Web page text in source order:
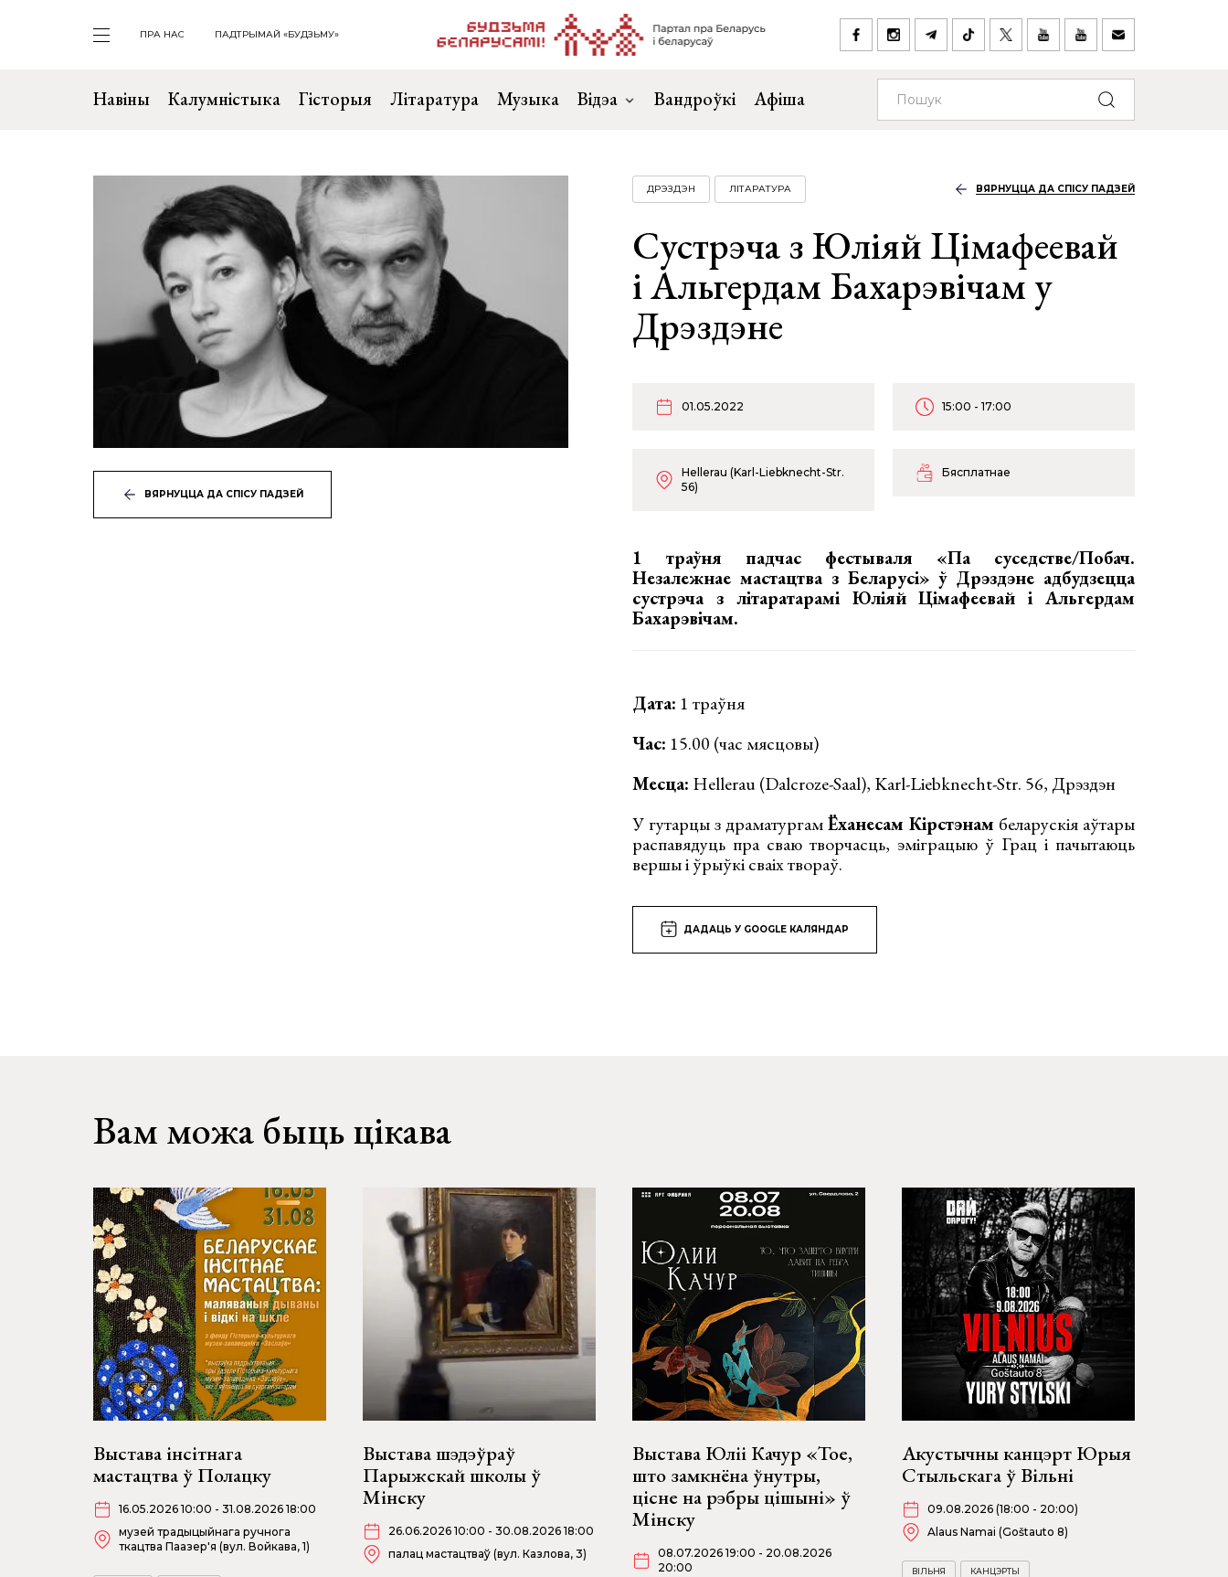
ПРА НАС ПАДТРЫМАЙ «БУДЗЬМУ»
Навіны Калумністыка Гісторыя Літаратура Музыка Відэа Вандроўкі Афіша
ВЯРНУЦЦА ДА СПІСУ ПАДЗЕЙ
ДРЭЗДЭН ЛІТАРАТУРА ВЯРНУЦЦА ДА СПІСУ ПАДЗЕЙ
Сустрэча з Юліяй Цімафеевай
і Альгердам Бахарэвічам у
Дрэздэне
01.05.2022 15:00 - 17:00
Hellerau (Karl-Liebknecht-Str.
56)
Бясплатнае
1 траўня падчас фестываля «Па суседстве/Побач.
Незалежнае мастацтва з Беларусі» ў Дрэздэне адбудзецца
сустрэча з літаратарамі Юліяй Цімафеевай і Альгердам
Бахарэвічам.
Дата: 1 траўня
Час: 15.00 (час мясцовы)
Месца: Hellerau (Dalcroze-Saal), Karl-Liebknecht-Str. 56, Дрэздэн
У гутарцы з драматургамЁханесам Кірстэнам беларускія аўтары
распавядуць пра сваю творчасць, эміграцыю ў Грац і пачытаюць
вершы і ўрыўкі сваіх твораў.
ДАДАЦЬ У GOOGLE КАЛЯНДАР
Вам можа быць цікава
Выстава інсітнага
мастацтва ў Полацку
16.05.2026 10:00 - 31.08.2026 18:00
музей традыцыйнага ручнога
ткацтва Паазер'я (вул. Войкава, 1)
Выстава шэдэўраў
Парыжскай школы ў
Мінску
26.06.2026 10:00 - 30.08.2026 18:00
палац мастацтваў (вул. Казлова, 3)
Выстава Юліі Качур «Тое,
што замкнёна ўнутры,
цісне на рэбры цішыні» ў
Мінску
08.07.2026 19:00 - 20.08.2026
20:00
Акустычны канцэрт Юрыя
Стыльскага ў Вільні
09.08.2026 (18:00 - 20:00)
Alaus Namai (Goštauto 8)
ВІЛЬНЯ КАНЦЭРТЫ